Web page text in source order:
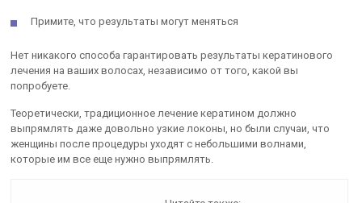
Примите, что результаты могут меняться
Нет никакого способа гарантировать результаты кератинового
лечения на ваших волосах, независимо от того, какой вы
попробуете.
Теоретически, традиционное лечение кератином должно
выпрямлять даже довольно узкие локоны, но были случаи, что
женщины после процедуры уходят с небольшими волнами,
которые им все еще нужно выпрямлять.